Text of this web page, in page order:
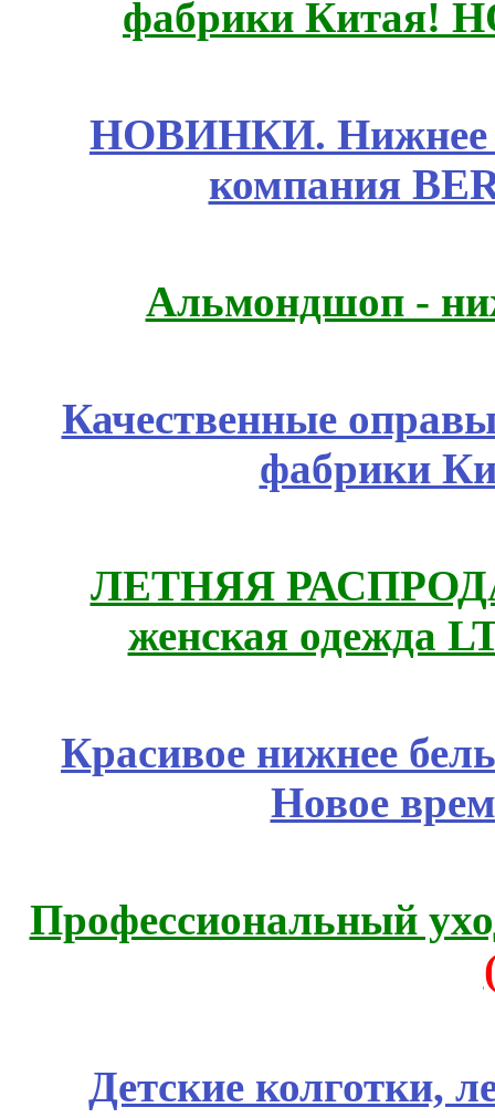
фабрики Китая!
НОВИНКИ. Нижнее
компания
Альмондшоп -
Качественные
фабрики
ЛЕТНЯЯ
женская одежда
Красивое нижнее
Новое
Профессиональный
Детские колготки,